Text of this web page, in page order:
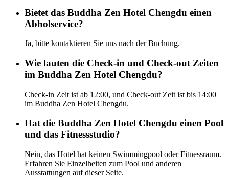
Bietet das Buddha Zen Hotel Chengdu einen
Abholservice?
Ja, bitte kontaktieren Sie uns nach der Buchung.
Wie lauten die Check-in und Check-out Zeiten
im Buddha Zen Hotel Chengdu?
Check-in Zeit ist ab 12:00, und Check-out Zeit ist bis 14:00
im Buddha Zen Hotel Chengdu.
Hat die Buddha Zen Hotel Chengdu einen Pool
und das Fitnessstudio?
Nein, das Hotel hat keinen Swimmingpool oder Fitnessraum.
Erfahren Sie Einzelheiten zum Pool und anderen
Ausstattungen auf dieser Seite.